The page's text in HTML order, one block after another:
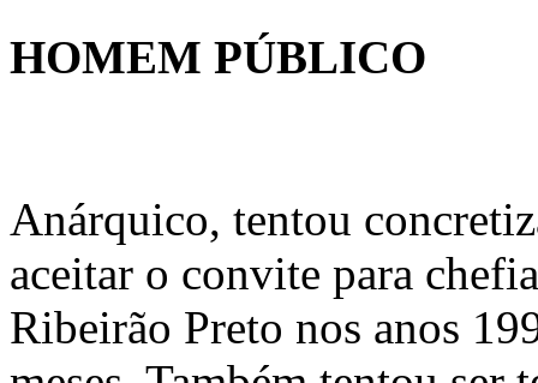
HOMEM PÚBLICO
Anárquico, tentou
aceitar o convite para
Ribeirão Preto nos anos